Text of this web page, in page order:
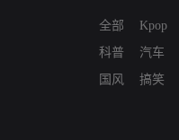
全部
科普
国风
Kpop
汽车
搞笑